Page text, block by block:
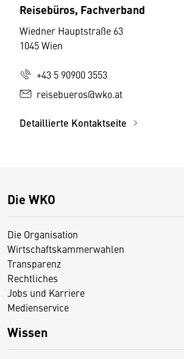
Reisebüros, Fachverband
Wiedner Hauptstraße 63
1045 Wien
+43 5 90900 3553
reisebueros@wko.at
Detaillierte Kontaktseite
Die WKO
Die Organisation
Wirtschaftskammerwahlen
Transparenz
Rechtliches
Jobs und Karriere
Medienservice
Wissen